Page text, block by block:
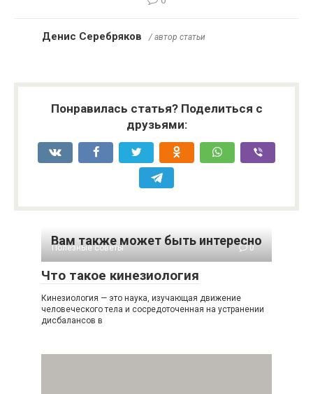
Денис Серебряков / автор статьи
Понравилась статья? Поделиться с
друзьями:
Вам также может быть интересно
Полезные советы 0
Что такое кинезиология
Кинезиология — это наука, изучающая движение
человеческого тела и сосредоточенная на устранении
дисбалансов в